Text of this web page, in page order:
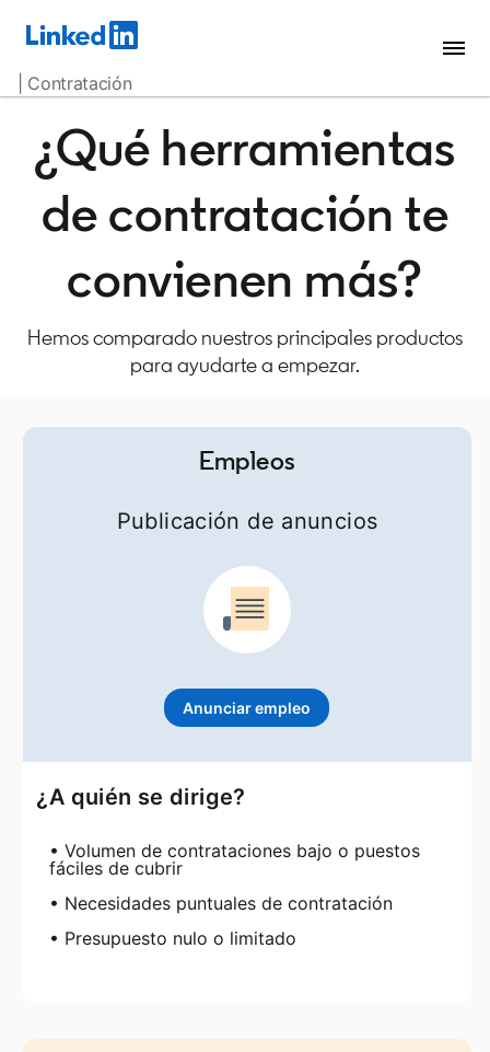
| Contratación
¿Qué herramientas
de contratación te
convienen más?
Hemos comparado nuestros principales productos
para ayudarte a empezar.
Empleos
Publicación de anuncios
Anunciar empleoopens in a new tab
¿A quién se dirige?
• Volumen de contrataciones bajo o puestos
fáciles de cubrir
• Necesidades puntuales de contratación
• Presupuesto nulo o limitado